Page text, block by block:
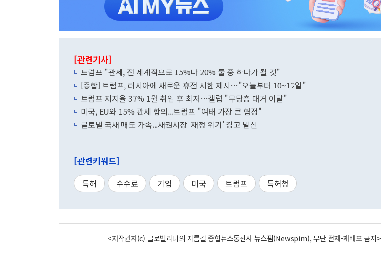
[관련기사]
트럼프 "관세, 전 세계적으로 15%나 20% 둘 중 하나가 될 것"
[종합] 트럼프, 러시아에 새로운 휴전 시한 제시…"오늘부터 10~12일"
트럼프 지지율 37% 1월 취임 후 최저…갤럽 "무당층 대거 이탈"
미국, EU와 15% 관세 합의...트럼프 "여태 가장 큰 협정"
글로벌 국채 매도 가속...채권시장 '재정 위기' 경고 발신
[관련키워드]
특허 수수료 기업 미국 트럼프 특허청
<저작권자(c) 글로벌리더의 지름길 종합뉴스통신사 뉴스핌(Newspim), 무단 전재-재배포 금지>